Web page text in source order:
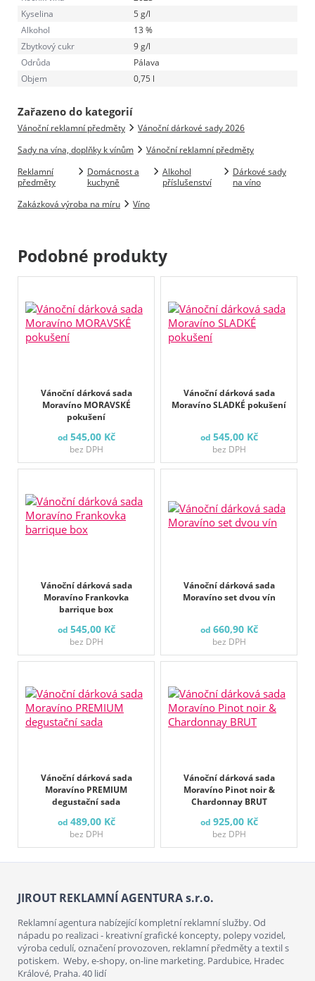
Kyselina
5 g/l
Alkohol
13 %
Zbytkový cukr
9 g/l
Odrůda
Pálava
Objem
0,75 l
Zařazeno do kategorií
Vánoční reklamní předměty
Vánoční dárkové sady 2026
Sady na vína, doplňky k vínům
Vánoční reklamní předměty
Reklamní
předměty
Domácnost a
kuchyně
Alkohol
příslušenství
Dárkové sady
na víno
Zakázková výroba na míru
Víno
Podobné produkty
Vánoční dárková sada
Moravíno MORAVSKÉ
pokušení
od 545,00 Kč
bez DPH
Vánoční dárková sada
Moravíno SLADKÉ pokušení
od 545,00 Kč
bez DPH
Vánoční dárková sada
Moravíno Frankovka
barrique box
od 545,00 Kč
bez DPH
Vánoční dárková sada
Moravíno set dvou vín
od 660,90 Kč
bez DPH
Vánoční dárková sada
Moravíno PREMIUM
degustační sada
od 489,00 Kč
bez DPH
Vánoční dárková sada
Moravíno Pinot noir &
Chardonnay BRUT
od 925,00 Kč
bez DPH
JIROUT REKLAMNÍ AGENTURA s.r.o.
Reklamní agentura nabízející kompletní reklamní služby. Od
nápadu po realizaci - kreativní grafické koncepty, polepy vozidel,
výroba cedulí, označení provozoven, reklamní předměty a textil s
potiskem. Weby, e-shopy, on-line marketing. Pardubice, Hradec
Králové, Praha. 40 lidí